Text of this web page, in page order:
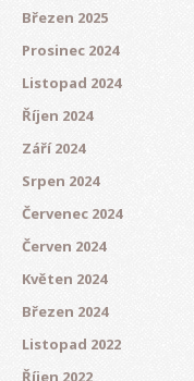
Březen 2025
Prosinec 2024
Listopad 2024
Říjen 2024
Září 2024
Srpen 2024
Červenec 2024
Červen 2024
Květen 2024
Březen 2024
Listopad 2022
Říjen 2022